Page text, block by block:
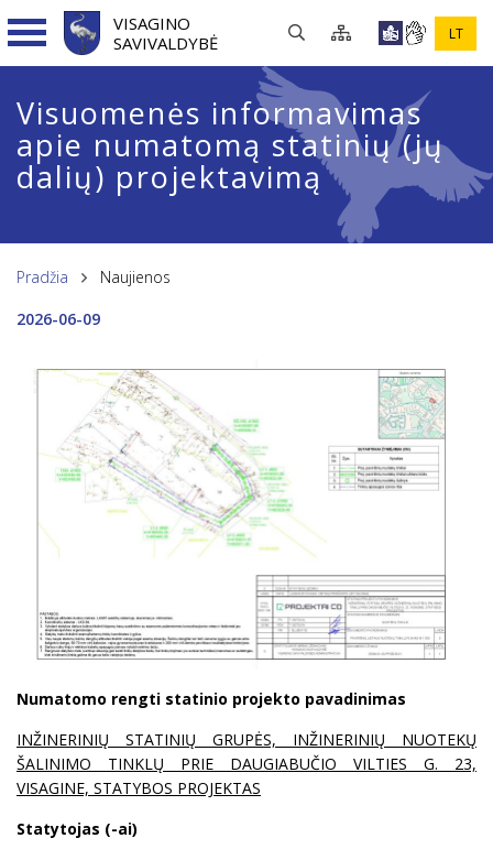
VISAGINO
SAVIVALDYBĖ
LT
Visuomenės informavimas
apie numatomą statinių (jų
dalių) projektavimą
Pradžia
Naujienos
2026-06-09
Numatomo rengti statinio projekto pavadinimas
INŽINERINIŲ STATINIŲ GRUPĖS, INŽINERINIŲ NUOTEKŲ
ŠALINIMO TINKLŲ PRIE DAUGIABUČIO VILTIES G. 23,
VISAGINE, STATYBOS PROJEKTAS
Statytojas (-ai)